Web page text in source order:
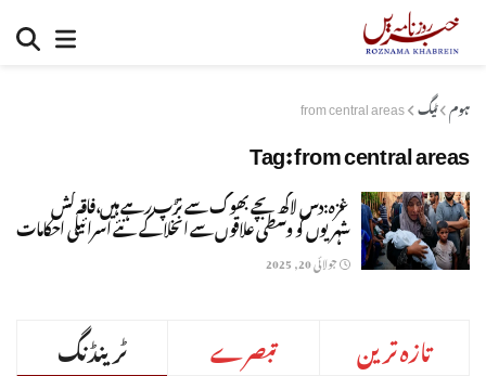
ہوم ٹیگ from central areas
Tag:from central areas
غزہ:دس لاکھ بچے بھوک سے تڑپ رہے ہیں،فاقہ کش
شہریوں کو وسطی علاقوں سے انخلا کے نئے اسرائیلی احکامات
جولائی 20, 2025
ٹرینڈنگ تبصرے تازہ ترین